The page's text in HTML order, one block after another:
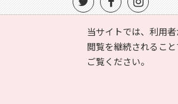
当サイトでは、利用
閲覧を継続されるこ
ご覧ください。